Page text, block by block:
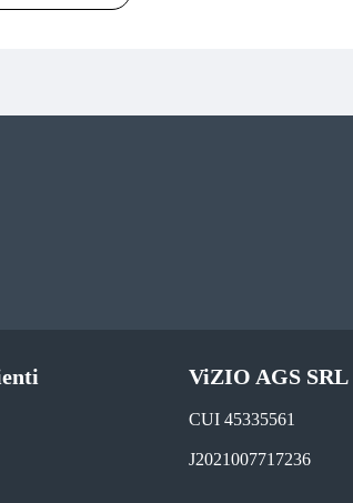
ViZIO AGS SRL
CUI 45335561
J2021007717236